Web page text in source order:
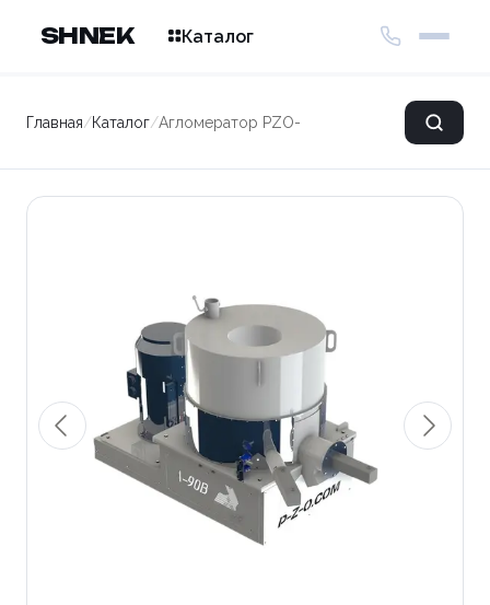
SHNEK Каталог
Главная/Каталог/Агломератор PZO-A-90B-01